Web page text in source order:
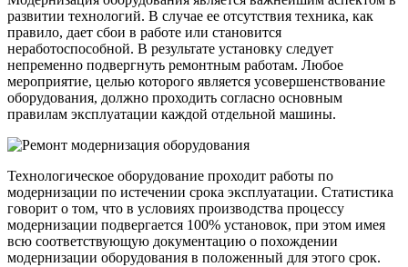
развитии технологий. В случае ее отсутствия техника, как
правило, дает сбои в работе или становится
неработоспособной. В результате установку следует
непременно подвергнуть ремонтным работам. Любое
мероприятие, целью которого является усовершенствование
оборудования, должно проходить согласно основным
правилам эксплуатации каждой отдельной машины.
Технологическое оборудование проходит работы по
модернизации по истечении срока эксплуатации. Статистика
говорит о том, что в условиях производства процессу
модернизации подвергается 100% установок, при этом имея
всю соответствующую документацию о похождении
модернизации оборудования в положенный для этого срок.